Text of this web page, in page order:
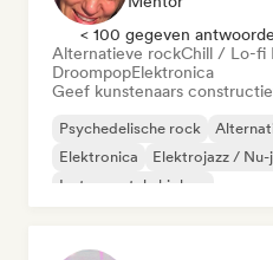
< 100 gegeven
Alternatieve rockChill / Lo-fi
DroompopElektronica
Geef kunstenaars
Psychedelische rock
Elektronica
Elektrojazz / Nu-
Instrumentale hiphop